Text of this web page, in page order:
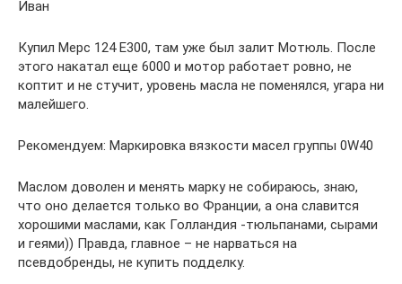
Иван
Купил Мерс 124 Е300, там уже был залит Мотюль. После
этого накатал еще 6000 и мотор работает ровно, не
коптит и не стучит, уровень масла не поменялся, угара ни
малейшего.
Рекомендуем: Маркировка вязкости масел группы 0W40
Маслом доволен и менять марку не собираюсь, знаю,
что оно делается только во Франции, а она славится
хорошими маслами, как Голландия -тюльпанами, сырами
и геями)) Правда, главное – не нарваться на
псевдобренды, не купить подделку.